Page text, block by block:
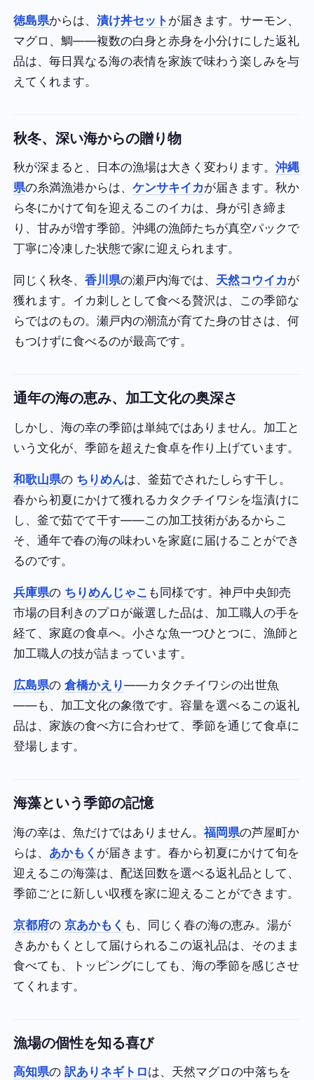
徳島県からは、漬け丼セット が届きます。サーモン、
マグロ、鯛——複数の白身と赤身を小分けにした返礼
品は、毎日異なる海の表情を家族で味わう楽しみを与
えてくれます。
秋冬、深い海からの贈り物
秋が深まると、日本の漁場は大きく変わります。沖縄
県の糸満漁港からは、ケンサキイカが届きます。秋か
ら冬にかけて旬を迎えるこのイカは、身が引き締ま
り、甘みが増す季節。沖縄の漁師たちが真空パックで
丁寧に冷凍した状態で家に迎えられます。
同じく秋冬、香川県の瀬戸内海では、 天然コウイカが
獲れます。イカ刺しとして食べる贅沢は、この季節な
らではのもの。瀬戸内の潮流が育てた身の甘さは、何
もつけずに食べるのが最高です。
通年の海の恵み、加工文化の奥深さ
しかし、海の幸の季節は単純ではありません。加工と
いう文化が、季節を超えた食卓を作り上げています。
和歌山県の ちりめんは、釜茹でされたしらす干し。
春から初夏にかけて獲れるカタクチイワシを塩漬けに
し、釜で茹でて干す——この加工技術があるからこ
そ、通年で春の海の味わいを家庭に届けることができ
るのです。
兵庫県の ちりめんじゃこ も同様です。神戸中央卸売
市場の目利きのプロが厳選した品は、加工職人の手を
経て、家庭の食卓へ。小さな魚一つひとつに、漁師と
加工職人の技が詰まっています。
広島県の倉橋かえり——カタクチイワシの出世魚
——も、加工文化の象徴です。容量を選べるこの返礼
品は、家族の食べ方に合わせて、季節を通じて食卓に
登場します。
海藻という季節の記憶
海の幸は、魚だけではありません。福岡県の芦屋町か
らは、 あかもく が届きます。春から初夏にかけて旬を
迎えるこの海藻は、配送回数を選べる返礼品として、
季節ごとに新しい収穫を家に迎えることができます。
京都府の京あかもく も、同じく春の海の恵み。湯が
きあかもくとして届けられるこの返礼品は、そのまま
食べても、トッピングにしても、海の季節を感じさせ
てくれます。
漁場の個性を知る喜び
高知県の訳ありネギトロは、天然マグロの中落ちを